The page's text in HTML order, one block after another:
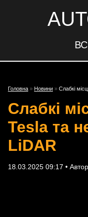
Головна » Новини » Cлабкі
Cлабкі
Tesla та
LiDAR
18.03.2025 09:17 •